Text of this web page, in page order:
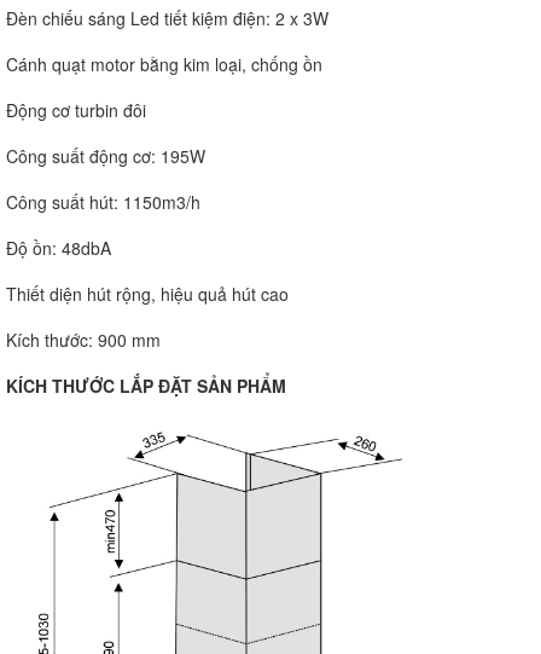
Đèn chiếu sáng Led tiết kiệm điện: 2 x 3W
Cánh quạt motor bằng kim loại, chống ồn
Động cơ turbin đôi
Công suất động cơ: 195W
Công suất hút: 1150m3/h
Độ ồn: 48dbA
Thiết diện hút rộng, hiệu quả hút cao
Kích thước: 900 mm
KÍCH THƯỚC LẮP ĐẶT SẢN PHẨM